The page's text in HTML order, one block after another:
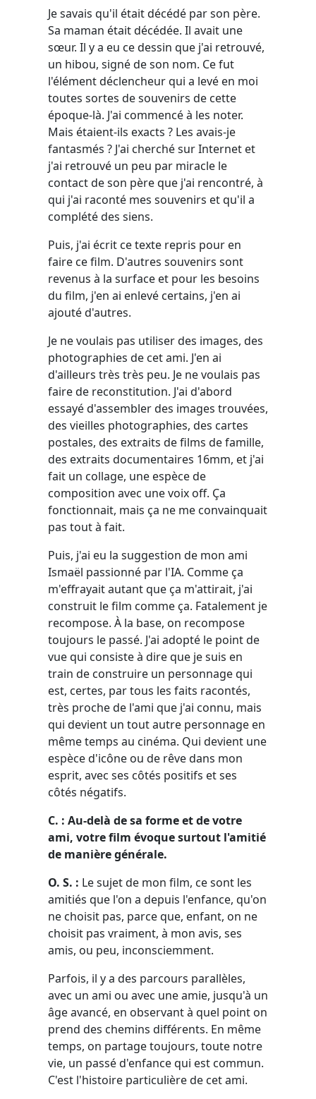
Je savais qu'il était décédé par son père.
Sa maman était décédée. Il avait une
sœur. Il y a eu ce dessin que j'ai retrouvé,
un hibou, signé de son nom. Ce fut
l'élément déclencheur qui a levé en moi
toutes sortes de souvenirs de cette
époque-là. J'ai commencé à les noter.
Mais étaient-ils exacts ? Les avais-je
fantasmés ? J'ai cherché sur Internet et
j'ai retrouvé un peu par miracle le
contact de son père que j'ai rencontré, à
qui j'ai raconté mes souvenirs et qu'il a
complété des siens.
Puis, j'ai écrit ce texte repris pour en
faire ce film. D'autres souvenirs sont
revenus à la surface et pour les besoins
du film, j'en ai enlevé certains, j'en ai
ajouté d'autres.
Je ne voulais pas utiliser des images, des
photographies de cet ami. J'en ai
d'ailleurs très très peu. Je ne voulais pas
faire de reconstitution. J'ai d'abord
essayé d'assembler des images trouvées,
des vieilles photographies, des cartes
postales, des extraits de films de famille,
des extraits documentaires 16mm, et j'ai
fait un collage, une espèce de
composition avec une voix off. Ça
fonctionnait, mais ça ne me convainquait
pas tout à fait.
Puis, j'ai eu la suggestion de mon ami
Ismaël passionné par l'IA. Comme ça
m'effrayait autant que ça m'attirait, j'ai
construit le film comme ça. Fatalement je
recompose. À la base, on recompose
toujours le passé. J'ai adopté le point de
vue qui consiste à dire que je suis en
train de construire un personnage qui
est, certes, par tous les faits racontés,
très proche de l'ami que j'ai connu, mais
qui devient un tout autre personnage en
même temps au cinéma. Qui devient une
espèce d'icône ou de rêve dans mon
esprit, avec ses côtés positifs et ses
côtés négatifs.
C. : Au-delà de sa forme et de votre
ami, votre film évoque surtout l'amitié
de manière générale.
O. S. : Le sujet de mon film, ce sont les
amitiés que l'on a depuis l'enfance, qu'on
ne choisit pas, parce que, enfant, on ne
choisit pas vraiment, à mon avis, ses
amis, ou peu, inconsciemment.
Parfois, il y a des parcours parallèles,
avec un ami ou avec une amie, jusqu'à un
âge avancé, en observant à quel point on
prend des chemins différents. En même
temps, on partage toujours, toute notre
vie, un passé d'enfance qui est commun.
C'est l'histoire particulière de cet ami.